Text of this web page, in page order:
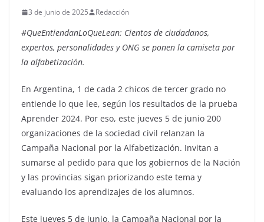
3 de junio de 2025 Redacción
#QueEntiendanLoQueLean: Cientos de ciudadanos,
expertos, personalidades y ONG se ponen la camiseta por
la alfabetización.
En Argentina, 1 de cada 2 chicos de tercer grado no
entiende lo que lee, según los resultados de la prueba
Aprender 2024. Por eso, este jueves 5 de junio 200
organizaciones de la sociedad civil relanzan la
Campaña Nacional por la Alfabetización. Invitan a
sumarse al pedido para que los gobiernos de la Nación
y las provincias sigan priorizando este tema y
evaluando los aprendizajes de los alumnos.
Este jueves 5 de junio, la Campaña Nacional por la